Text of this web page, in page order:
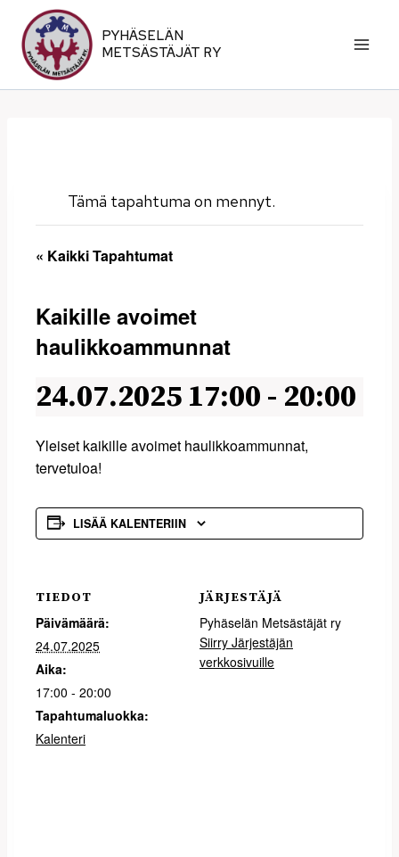
sisältöön
PYHÄSELÄN
METSÄSTÄJÄT RY
Tämä tapahtuma on mennyt.
« Kaikki Tapahtumat
Kaikille avoimet
haulikkoammunnat
24.07.2025 17:00 - 20:00
Yleiset kaikille avoimet haulikkoammunnat,
tervetuloa!
LISÄÄ KALENTERIIN
TIEDOT
Päivämäärä:
24.07.2025
Aika:
17:00 - 20:00
Tapahtumaluokka:
Kalenteri
JÄRJESTÄJÄ
Pyhäselän Metsästäjät ry
Siirry Järjestäjän
verkkosivuille